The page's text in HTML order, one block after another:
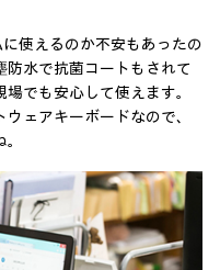
使えるのか不安もあったの
水で抗菌コートもされて
でも安心して使えます。
ェアキーボードなので、